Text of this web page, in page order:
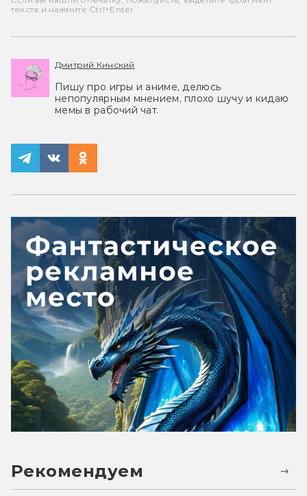
текста и нажмите Ctrl+Enter.
Дмитрий Кинский
Пишу про игры и аниме, делюсь
непопулярным мнением, плохо шучу и кидаю
мемы в рабочий чат.
Рекомендуем